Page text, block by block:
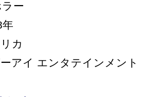
ー
カ
アイ エンタテインメント